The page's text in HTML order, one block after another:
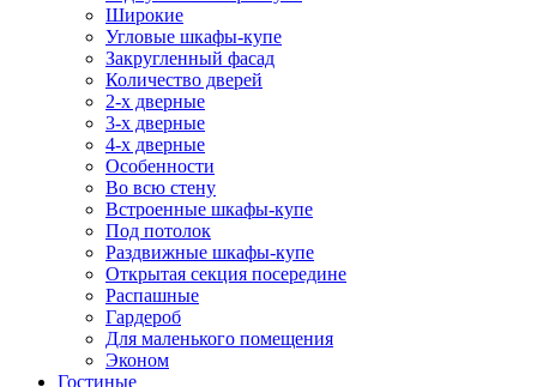
Широкие
Угловые шкафы-купе
Закругленный фасад
Количество дверей
2-х дверные
3-х дверные
4-х дверные
Особенности
Во всю стену
Встроенные шкафы-купе
Под потолок
Раздвижные шкафы-купе
Открытая секция посередине
Распашные
Гардероб
Для маленького помещения
Эконом
Гостиные